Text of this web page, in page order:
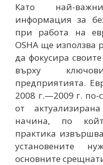
Като най-
информация за
при работа на
OSHA ще използва
да фокусира своите
върху
предприятията.
2008 г.—2009 г. по-
от
начина, по
практика
установените
основните